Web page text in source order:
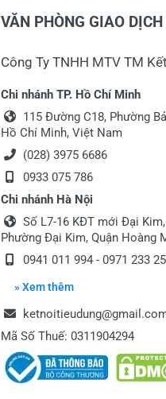
VĂN PHÒNG GIAO
Công Ty TNHH MTV TM
Chi nhánh TP. Hồ Chí Minh
115 Đường C18, Phường
Hồ Chí Minh, Việt Nam
(028) 3975 6686
0933 075 786
Chi nhánh Hà Nội
Số L7-16 KĐT mới Đại
Phường Đại Kim, Quận Hoàng
0941 011 994 - 0971 233
» Xem thêm
Mã Số Thuế: 0311904294